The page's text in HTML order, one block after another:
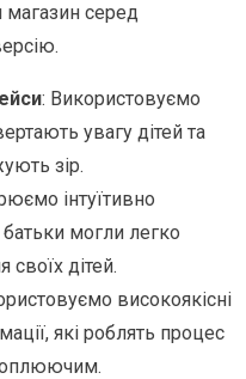
магазин серед
: Використовуємо
увагу дітей та
зір.
інтуїтивно
могли легко
своїх дітей.
високоякісні
які роблять процес